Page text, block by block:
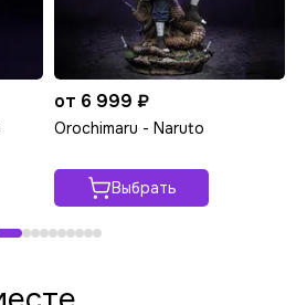
от 6 999 ₽
Orochimaru - Naruto
Выбрать